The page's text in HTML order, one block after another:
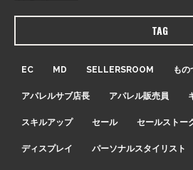
TAG
EC MD SELLERSROOM もの
アパレルサブ店長 アパレル販売員
スキルアップ セール セールストー
ディスプレイ パーソナルスタイリスト